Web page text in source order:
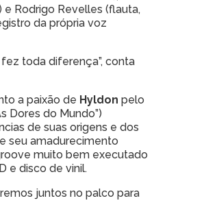
Rodrigo Revelles (flauta,
da própria voz
toda diferença”, conta
a paixão de Hyldon pelo
Dores do Mundo”)
de suas origens e dos
seu amadurecimento
muito bem executado
e disco de vinil.
juntos no palco para